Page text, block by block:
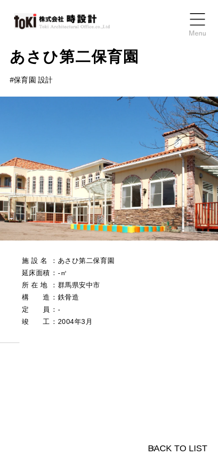
あさひ第二保育園
#保育園 設計
施 設 名 ： あさひ第二保育園
延床面積 ： ‐㎡
所 在 地
： 群馬県安中市
構 造 ： 鉄骨造
定 員
： ‐
竣 工 ： 2004年3月
BACK TO LIST